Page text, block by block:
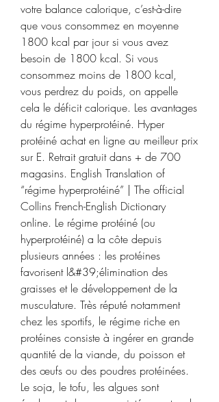
votre balance calorique, c’est-à-dire
que vous consommez en moyenne
1800 kcal par jour si vous avez
besoin de 1800 kcal. Si vous
consommez moins de 1800 kcal,
vous perdrez du poids, on appelle
cela le déficit calorique. Les avantages
du régime hyperprotéiné. Hyper
protéiné achat en ligne au meilleur prix
sur E. Retrait gratuit dans + de 700
magasins. English Translation of
“régime hyperprotéiné” | The official
Collins French-English Dictionary
online. Le régime protéiné (ou
hyperprotéiné) a la côte depuis
plusieurs années : les protéines
favorisent l&#39;élimination des
graisses et le développement de la
musculature. Très réputé notamment
chez les sportifs, le régime riche en
protéines consiste à ingérer en grande
quantité de la viande, du poisson et
des œufs ou des poudres protéinées.
Le soja, le tofu, les algues sont